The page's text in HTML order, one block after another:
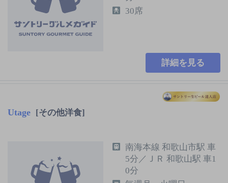
30席
詳細を見る
Utage [その他洋食]
南海本線 和歌山市駅 車
5分／ＪＲ 和歌山駅 車1
0分